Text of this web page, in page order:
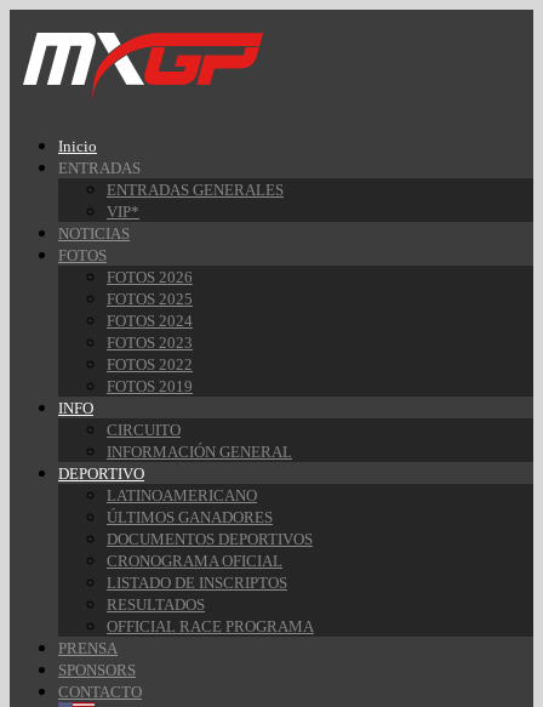
Inicio
ENTRADAS
ENTRADAS GENERALES
VIP*
NOTICIAS
FOTOS
FOTOS 2026
FOTOS 2025
FOTOS 2024
FOTOS 2023
FOTOS 2022
FOTOS 2019
INFO
CIRCUITO
INFORMACIÓN GENERAL
DEPORTIVO
LATINOAMERICANO
ÚLTIMOS GANADORES
DOCUMENTOS DEPORTIVOS
CRONOGRAMA OFICIAL
LISTADO DE INSCRIPTOS
RESULTADOS
OFFICIAL RACE PROGRAMA
PRENSA
SPONSORS
CONTACTO